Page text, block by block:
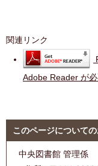
関連リンク
Adobe Reader が
このページについて
中央図書館 管理係